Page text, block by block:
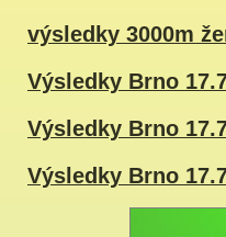
výsledky 3000m
Výsledky Brno
Výsledky Brno
Výsledky Brno